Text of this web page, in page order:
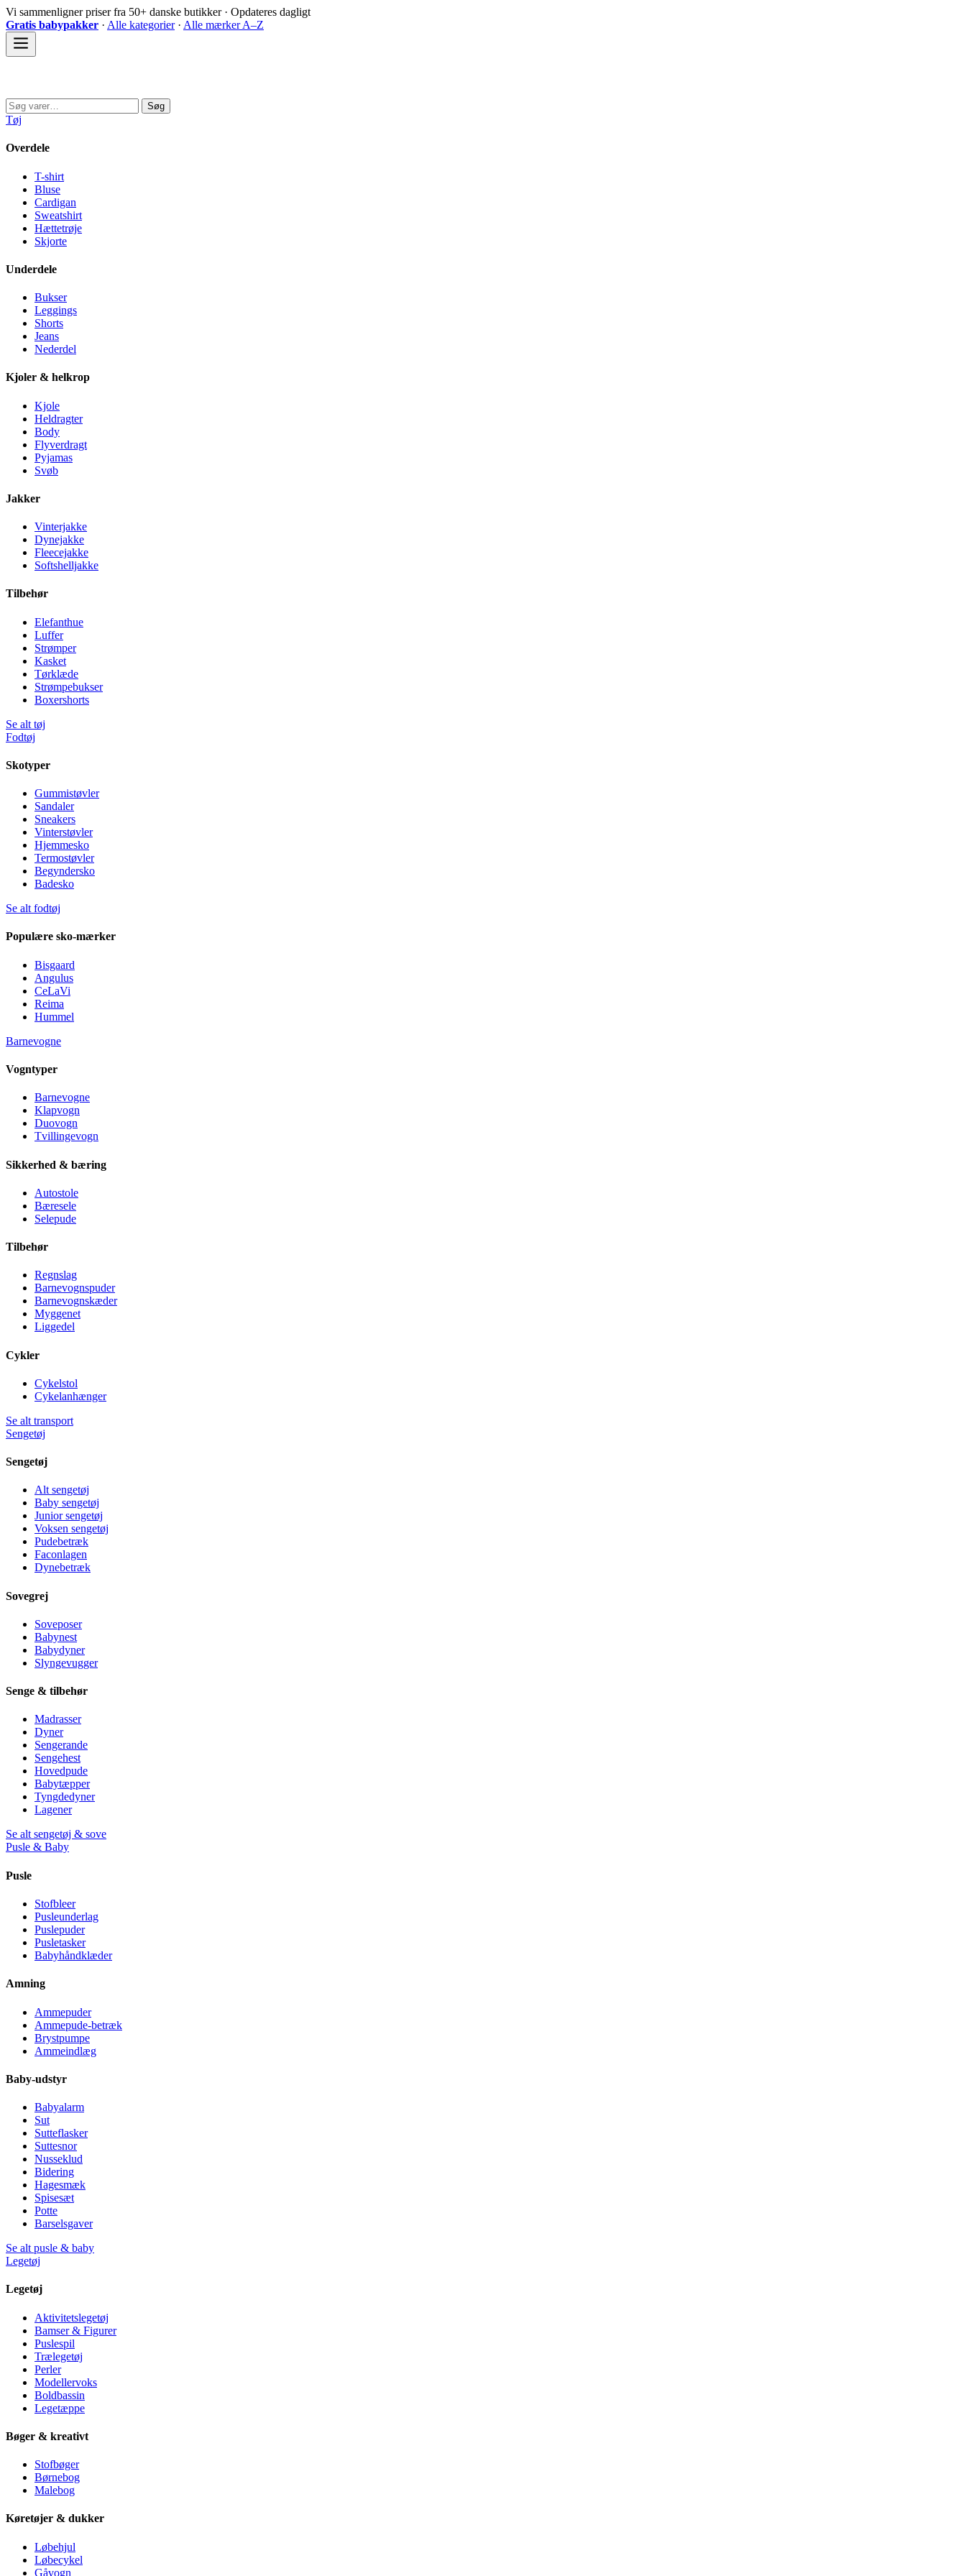
Spring
til
indhold
Vi sammenligner priser fra 50+ danske butikker · Opdateres dagligt
Gratis babypakker · Alle kategorier· Alle mærker A–Z
Søg
efter:
Søg
Tøj
Overdele
T-shirt
Bluse
Cardigan
Sweatshirt
Hættetrøje
Skjorte
Underdele
Bukser
Leggings
Shorts
Jeans
Nederdel
Kjoler & helkrop
Kjole
Heldragter
Body
Flyverdragt
Pyjamas
Svøb
Jakker
Vinterjakke
Dynejakke
Fleecejakke
Softshelljakke
Tilbehør
Elefanthue
Luffer
Strømper
Kasket
Tørklæde
Strømpebukser
Boxershorts
Se alt tøj
Fodtøj
Skotyper
Gummistøvler
Sandaler
Sneakers
Vinterstøvler
Hjemmesko
Termostøvler
Begyndersko
Badesko
Se alt fodtøj
Populære sko-mærker
Bisgaard
Angulus
CeLaVi
Reima
Hummel
Barnevogne
Vogntyper
Barnevogne
Klapvogn
Duovogn
Tvillingevogn
Sikkerhed & bæring
Autostole
Bæresele
Selepude
Tilbehør
Regnslag
Barnevognspuder
Barnevognskæder
Myggenet
Liggedel
Cykler
Cykelstol
Cykelanhænger
Se alt transport
Sengetøj
Sengetøj
Alt sengetøj
Baby sengetøj
Junior sengetøj
Voksen sengetøj
Pudebetræk
Faconlagen
Dynebetræk
Sovegrej
Soveposer
Babynest
Babydyner
Slyngevugger
Senge & tilbehør
Madrasser
Dyner
Sengerande
Sengehest
Hovedpude
Babytæpper
Tyngdedyner
Lagener
Se alt sengetøj & sove
Pusle & Baby
Pusle
Stofbleer
Pusleunderlag
Puslepuder
Pusletasker
Babyhåndklæder
Amning
Ammepuder
Ammepude-betræk
Brystpumpe
Ammeindlæg
Baby-udstyr
Babyalarm
Sut
Sutteflasker
Suttesnor
Nusseklud
Bidering
Hagesmæk
Spisesæt
Potte
Barselsgaver
Se alt pusle & baby
Legetøj
Legetøj
Aktivitetslegetøj
Bamser & Figurer
Puslespil
Trælegetøj
Perler
Modellervoks
Boldbassin
Legetæppe
Bøger & kreativt
Stofbøger
Børnebog
Malebog
Køretøjer & dukker
Løbehjul
Løbecykel
Gåvogn